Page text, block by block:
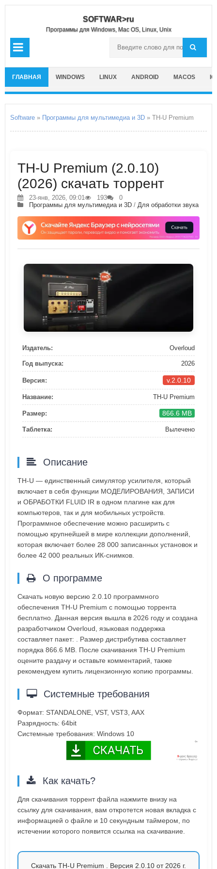
SOFTWAR>ru
Программы для Windows, Mac OS, Linux, Unix
ГЛАВНАЯ WINDOWS LINUX ANDROID MACOS
Software » Программы для мультимедиа и 3D » TH-U Premium
TH-U Premium (2.0.10)
(2026) скачать торрент
23-янв, 2026, 09:01 193
0
Программы для мультимедиа и 3D / Для обработки звука
Издатель: Overloud
Год выпуска: 2026
Версия: v.2.0.10
Название: TH-U Premium
Размер: 866.6 MB
Таблетка: Вылечено
Описание
TH-U — единственный симулятор усилителя, который
включает в себя функции МОДЕЛИРОВАНИЯ, ЗАПИСИ
и ОБРАБОТКИ FLUID IR в одном плагине как для
компьютеров, так и для мобильных устройств.
Программное обеспечение можно расширить с
помощью крупнейшей в мире коллекции дополнений,
которая включает более 28 000 записанных установок и
более 42 000 реальных ИК-снимков.
О программе
Скачать новую версию 2.0.10 программного
обеспечения TH-U Premium с помощью торрента
бесплатно. Данная версия вышла в 2026 году и создана
разработчиком Overloud, языковая поддержка
составляет пакет: . Размер дистрибутива составляет
порядка 866.6 MB. После скачивания TH-U Premium
оцените раздачу и оставьте комментарий, также
рекомендуем купить лицензионную копию программы.
Системные требования
Формат: STANDALONE, VST, VST3, AAX
Разрядность: 64bit
Системные требования: Windows 10
Как качать?
Для скачивания торрент файла нажмите внизу на
ссылку для скачивания, вам откротется новая вкладка с
информацией о файле и 10 секундным таймером, по
истечении которого появится ссылка на скачивание.
Скачать TH-U Premium . Версия 2.0.10 от 2026 г.